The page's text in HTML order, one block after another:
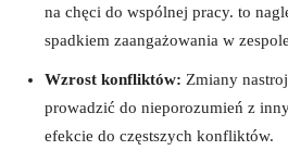
⁢na ⁢chęci‌ do wspólnej⁣ pracy. to
spadkiem zaangażowania‌ w
Wzrost ⁢konfliktów: Zmiany
prowadzić​ do nieporozumień z
‍efekcie do częstszych konfliktów.